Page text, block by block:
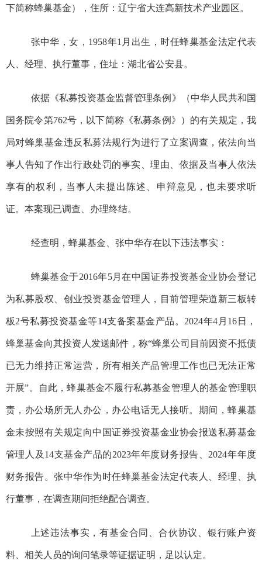
下简称蜂巢基金），住所：辽宁省大连高新技术产业园区。
张中华，女 ， 1958年1月 出生，时任蜂巢基金法定代表
人、经理、执行董事，住址： 湖北省公安县。
依据《私募投资基金监督管理条例》 （中华人民共和国
国务院令第762号 ， 以下简称《私募条例》 ）的有关规定，我
局对蜂巢基金违反私募法规行为进行了立案调查 ， 依法向当
事人告知了作出行政处罚的事实、理由、依据及当事人依法
享有的权利，当事人未提出陈述、申辩意见，也未要求听
证。本案现已调查、 办理终结。
经查明 ， 蜂巢基金、张中华存在以下违法事实：
蜂巢基金于2016年5月在中国证券投资基金业协会登记
为私募股权、创业投资基金管理人，目前管理荣道新三板转
板2号私募投资基金等14支备案基金产品。2024年4月 16 日，
蜂巢基金向其投资人发送邮件，称“蜂巢公司目前因资不抵债
已无力维持正常运营，所有相关产品管理工作也已无法正常
开展”。 自此，蜂巢基金不履行私募基金管理人的基金管理职
责，办公场所无人办公，办公电话无人接听。 期间，蜂巢基
金未按照有关规定向中国证券投资基金业协会报送私募基金
管理人及 14支基金产品的2023年年度财务报告、2024年年度
财务报告。张中华作为时任蜂巢基金法定代表人、经理、执
行董事，在调查期间拒绝配合调查。
上述违法事实，有基金合同、合伙协议、银行账户资
料、相关人员的询问笔录等证据证明 ， 足以认定。